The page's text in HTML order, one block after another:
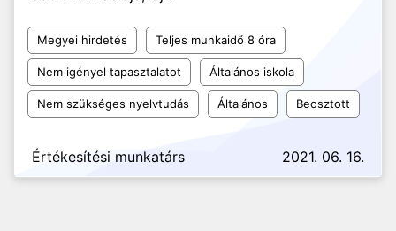
Megyei hirdetés Teljes munkaidő 8 óra
Nem igényel tapasztalatot Általános iskola
Nem szükséges nyelvtudás Általános Beosztott
Értékesítési munkatárs 2021. 06. 16.